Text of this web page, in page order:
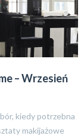
– Wrzesień
kiedy potrzebna
makijażowe